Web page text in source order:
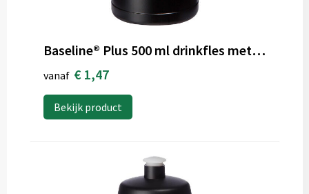
Baseline® Plus 500 ml drinkfles met sportdeksel
vanaf € 1,47
Bekijk product